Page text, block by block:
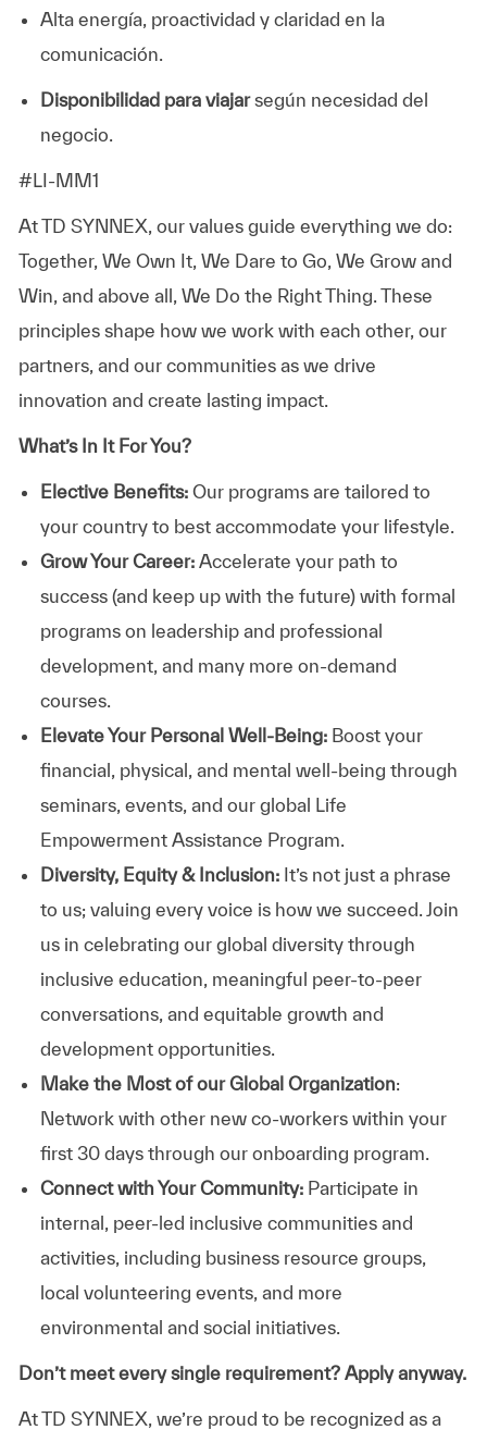
Alta energía, proactividad y claridad en la
comunicación.
Disponibilidad para viajarsegún necesidad del
negocio.
#LI-MM1
At TD SYNNEX, our values guide everything we do:
Together, We Own It, We Dare to Go, We Grow and
Win, and above all, We Do the Right Thing. These
principles shape how we work with each other, our
partners, and our communities as we drive
innovation and create lasting impact.
What’s In It For You?
Elective Benefits:Our programs are tailored to
your country to best accommodate your lifestyle.
Grow Your Career: Accelerate your path to
success (and keep up with the future) with formal
programs on leadership and professional
development, and many more on-demand
courses.
Elevate Your Personal Well-Being:Boost your
financial, physical, and mental well-being through
seminars, events, and our global Life
Empowerment Assistance Program.
Diversity, Equity & Inclusion: It’s not just a phrase
to us; valuing every voice is how we succeed. Join
us in celebrating our global diversity through
inclusive education, meaningful peer-to-peer
conversations, and equitable growth and
development opportunities.
Make the Most of our Global Organization:
Network with other new co-workers within your
first 30 days through our onboarding program.
Connect with Your Community:Participate in
internal, peer-led inclusive communities and
activities, including business resource groups,
local volunteering events, and more
environmental and social initiatives.
Don’t meet every single requirement? Apply anyway.
At TD SYNNEX, we’re proud to be recognized as a